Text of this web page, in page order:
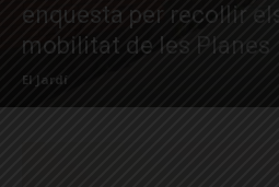
enquesta per recollir
mobilitat de les Planes
El Jardí